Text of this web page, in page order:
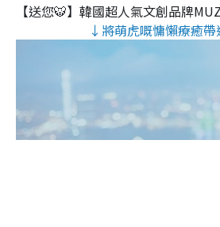
【送您🐯】韓國超人氣文創品牌
↓將萌虎嘅慵懶療癒